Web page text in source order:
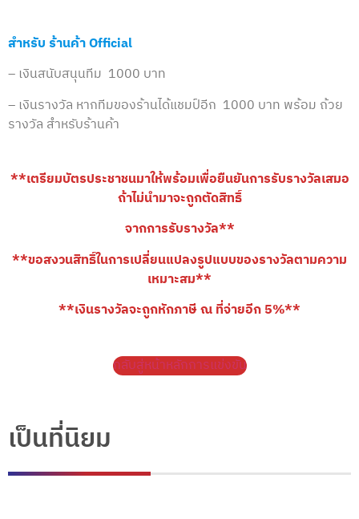
สำหรับ ร้านค้าOfficial
– เงินสนับสนุนทีม 1000 บาท
– เงินรางวัล หากทีมของร้านได้แชมป์อีก 1000 บาท พร้อม ถ้วย
รางวัล สำหรับร้านค้า
**เตรียมบัตรประชาชนมาให้พร้อมเพื่อยืนยันการรับรางวัลเสมอ
ถ้าไม่นำมาจะถูกตัดสิทธิ์
จากการรับรางวัล**
**ขอสงวนสิทธิ์ในการเปลี่ยนแปลงรูปแบบของรางวัลตามความ
เหมาะสม**
**เงินรางวัลจะถูกหักภาษี ณ ที่จ่ายอีก 5%**
กลับสู่หน้าหลักการแข่งขัน
เป็นที่นิยม